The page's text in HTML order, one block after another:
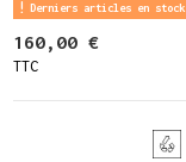
Derniers articles en stock
160,00 €
TTC